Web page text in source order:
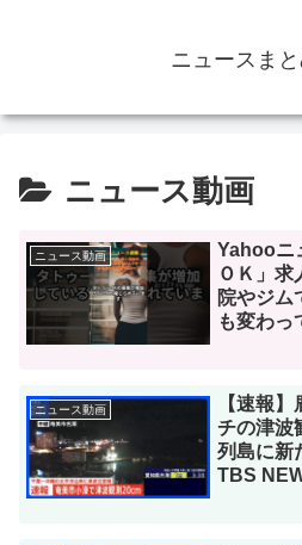
ニュースま
ニュース動画
ニュース動画
Yahooニ
ＯＫ」求
院やジ
も変わ
ニュース動画
【速報
チの津波
列島に新
TBS